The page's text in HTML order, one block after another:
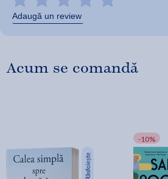
Adaugă un review
Acum se comandă
-10%